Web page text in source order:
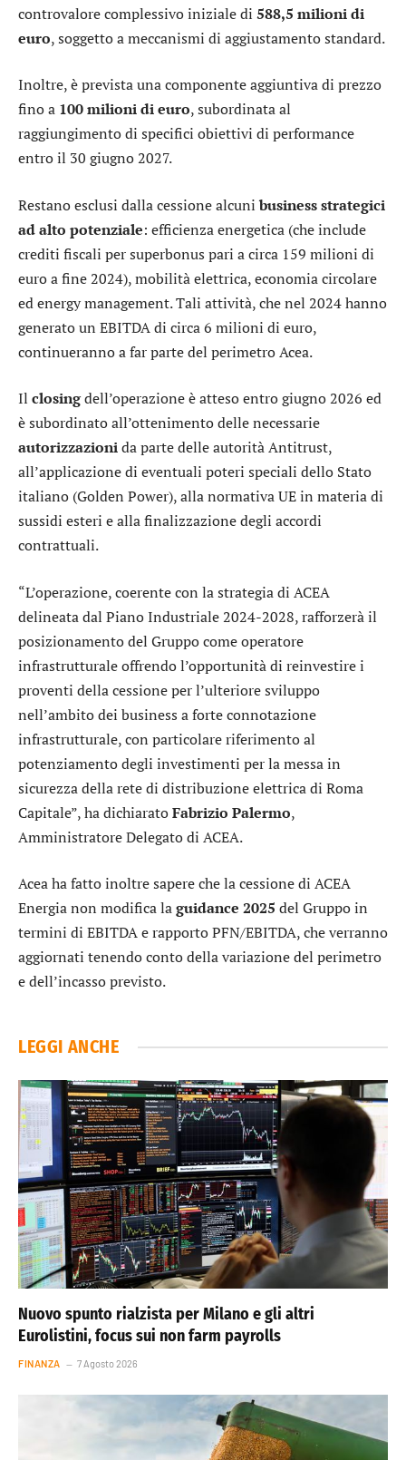
controvalore complessivo iniziale di 588,5 milioni di
euro, soggetto a meccanismi di aggiustamento standard.
Inoltre, è prevista una componente aggiuntiva di prezzo
fino a 100 milioni di euro, subordinata al
raggiungimento di specifici obiettivi di performance
entro il 30 giugno 2027.
Restano esclusi dalla cessione alcunibusiness strategici
ad alto potenziale: efficienza energetica (che include
crediti fiscali per superbonus pari a circa 159 milioni di
euro a fine 2024), mobilità elettrica, economia circolare
ed energy management. Tali attività, che nel 2024 hanno
generato un EBITDA di circa 6 milioni di euro,
continueranno a far parte del perimetro Acea.
Il closingdell’operazione è atteso entro giugno 2026 ed
è subordinato all’ottenimento delle necessarie
autorizzazionida parte delle autorità Antitrust,
all’applicazione di eventuali poteri speciali dello Stato
italiano (Golden Power), alla normativa UE in materia di
sussidi esteri e alla finalizzazione degli accordi
contrattuali.
“L’operazione, coerente con la strategia di ACEA
delineata dal Piano Industriale 2024-2028, rafforzerà il
posizionamento del Gruppo come operatore
infrastrutturale offrendo l’opportunità di reinvestire i
proventi della cessione per l’ulteriore sviluppo
nell’ambito dei business a forte connotazione
infrastrutturale, con particolare riferimento al
potenziamento degli investimenti per la messa in
sicurezza della rete di distribuzione elettrica di Roma
Capitale”, ha dichiaratoFabrizio Palermo,
Amministratore Delegato di ACEA.
Acea ha fatto inoltre sapere che la cessione di ACEA
Energia non modifica laguidance 2025 del Gruppo in
termini di EBITDA e rapporto PFN/EBITDA, che verranno
aggiornati tenendo conto della variazione del perimetro
e dell’incasso previsto.
LEGGI ANCHE
Nuovo spunto rialzista per Milano e gli altri
Eurolistini, focus sui non farm payrolls
FINANZA 7 Agosto 2026